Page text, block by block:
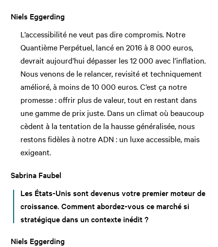
Niels Eggerding
L’accessibilité ne veut pas dire compromis. Notre
Quantième Perpétuel, lancé en 2016 à 8 000 euros,
devrait aujourd’hui dépasser les 12 000 avec l’inflation.
Nous venons de le relancer, revisité et techniquement
amélioré, à moins de 10 000 euros. C’est ça notre
promesse : offrir plus de valeur, tout en restant dans
une gamme de prix juste. Dans un climat où beaucoup
cèdent à la tentation de la hausse généralisée, nous
restons fidèles à notre ADN : un luxe accessible, mais
exigeant.
Sabrina Faubel
Les États-Unis sont devenus votre premier moteur de
croissance. Comment abordez-vous ce marché si
stratégique dans un contexte inédit ?
Niels Eggerding